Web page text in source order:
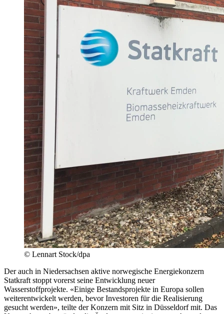
© Lennart Stock/dpa
Der auch in Niedersachsen aktive norwegische Energiekonzern
Statkraft stoppt vorerst seine Entwicklung neuer
Wasserstoffprojekte. «Einige Bestandsprojekte in Europa sollen
weiterentwickelt werden, bevor Investoren für die Realisierung
gesucht werden», teilte der Konzern mit Sitz in Düsseldorf mit. Das